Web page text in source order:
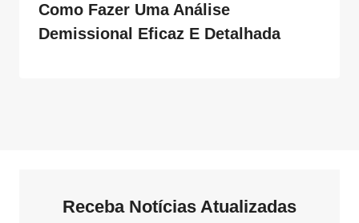
Como Fazer Uma Análise
Demissional Eficaz E Detalhada
Receba Notícias Atualizadas